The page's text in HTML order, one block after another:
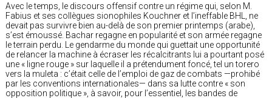
Avec le temps, le discours offensif contre un régime qui, selon M.
Fabius et ses collègues sionophiles Kouchner et l’ineffable BHL, ne
devait pas survivre bien au-delà de son premier printemps (arabe),
s’est émoussé. Bachar regagne en popularité et son armée regagne
le terrain perdu. Le gendarme du monde qui guettait une opportunité
de relancer la machine à écraser les récalcitrants lui a pourtant posé
une « ligne rouge » sur laquelle il a prétendument foncé, tel un torero
vers la muleta : c’était celle de l’emploi de gaz de combats —prohibé
par les conventions internationales— dans sa lutte contre « son
opposition politique », à savoir, pour l’essentiel, les bandes de